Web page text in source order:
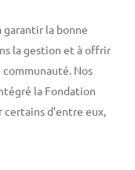
la bonne
la gestion et à offrir
communauté. Nos
la Fondation
certains d’entre eux,